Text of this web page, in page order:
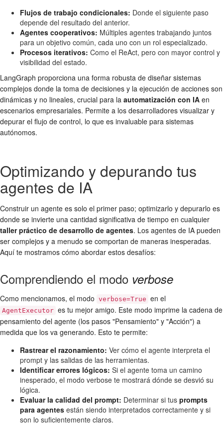
Flujos de trabajo condicionales: Donde el siguiente paso
depende del resultado del anterior.
Agentes cooperativos: Múltiples agentes trabajando juntos
para un objetivo común, cada uno con un rol especializado.
Procesos iterativos: Como el ReAct, pero con mayor control y
visibilidad del estado.
LangGraph proporciona una forma robusta de diseñar sistemas
complejos donde la toma de decisiones y la ejecución de acciones son
dinámicas y no lineales, crucial para la automatización con IA en
escenarios empresariales. Permite a los desarrolladores visualizar y
depurar el flujo de control, lo que es invaluable para sistemas
autónomos.
Optimizando y depurando tus
agentes de IA
Construir un agente es solo el primer paso; optimizarlo y depurarlo es
donde se invierte una cantidad significativa de tiempo en cualquier
taller práctico de desarrollo de agentes. Los agentes de IA pueden
ser complejos y a menudo se comportan de maneras inesperadas.
Aquí te mostramos cómo abordar estos desafíos:
Comprendiendo el modo verbose
Como mencionamos, el modo verbose=True en el
AgentExecutor es tu mejor amigo. Este modo imprime la cadena de
pensamiento del agente (los pasos "Pensamiento" y "Acción") a
medida que los va generando. Esto te permite:
Rastrear el razonamiento: Ver cómo el agente interpreta el
prompt y las salidas de las herramientas.
Identificar errores lógicos: Si el agente toma un camino
inesperado, el modo verbose te mostrará dónde se desvió su
lógica.
Evaluar la calidad del prompt: Determinar si tus prompts
para agentes están siendo interpretados correctamente y si
son lo suficientemente claros.